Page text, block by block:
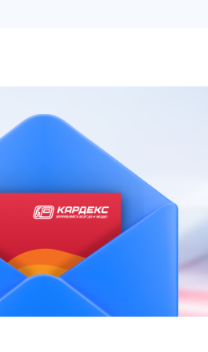
ЗАКАЗАТЬ
ЗВОНОК
18:00 по МСК